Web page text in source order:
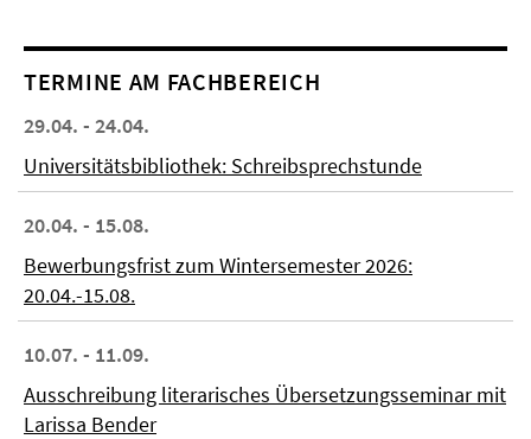
TERMINE AM FACHBEREICH
29.04. - 24.04.
Universitätsbibliothek: Schreibsprechstunde
20.04. - 15.08.
Bewerbungsfrist zum Wintersemester 2026:
20.04.-15.08.
10.07. - 11.09.
Ausschreibung literarisches Übersetzungsseminar mit
Larissa Bender